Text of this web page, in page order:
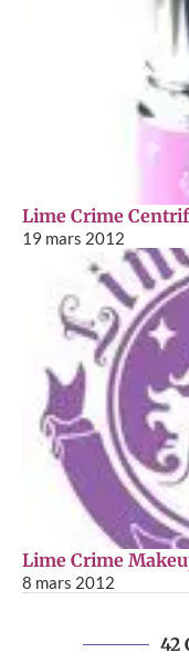
Lime Crime
19 mars 2012
Lime Crime
8 mars 2012
42